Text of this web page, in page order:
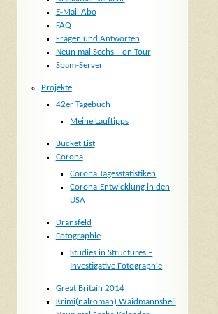
E-Mail Abo
FAQ
Fragen und Antworten
Neun mal Sechs – on Tour
Spam-Server
Projekte
42er Tagebuch
Meine Lauftipps
Bucket List
Corona
Corona Tagesstatistiken
Corona-Entwicklung in den
USA
Dransfeld
Fotographie
Studies in Structures –
Investigative Fotographie
Great Britain 2014
Krimi(nalroman) Waidmannsheil